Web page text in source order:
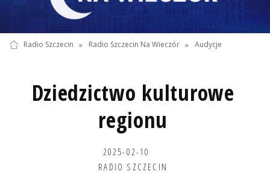
Radio Szczecin » Radio Szczecin Na Wieczór » Audycje
Dziedzictwo kulturowe
regionu
2025-02-10
RADIO SZCZECIN